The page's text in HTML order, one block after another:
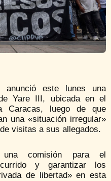
anunció este lunes una
Yare III, ubicada en el
Caracas, luego de que
una «situación irregular»
visitas a sus allegados.
comisión para el
y garantizar los
de libertad» en esta